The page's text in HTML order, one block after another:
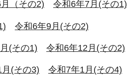
（その2) 令和6年7月(その1)
令和6年9月(その2)
(その1) 令和6年12月(その2)
(その3) 令和7年1月(その4)